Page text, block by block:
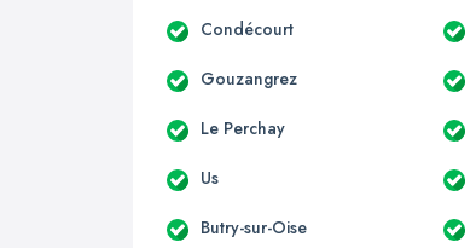
Condécourt
Gouzangrez
Le Perchay
Us
Butry-sur-Oise